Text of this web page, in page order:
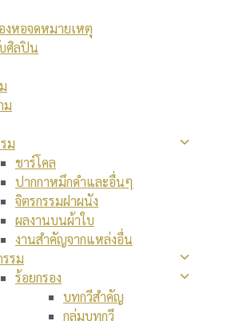
งหอจดหมายเหตุ
ศิลปิน
ม
ม
ชาร์โคล
ปากกาหมึกดำและอื่นๆ
จิตรกรรมฝาผนัง
ผลงานบนผ้าใบ
งานสำคัญจากแหล่งอื่น
รม
ร้อยกรอง
บทกวีสำคัญ
กลุ่มบทกวี